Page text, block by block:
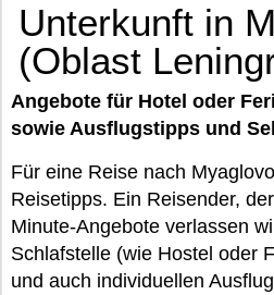
Unterkunft in
(Oblast
Angebote für Hotel oder
sowie Ausflugstipps und
Für eine Reise nach
Reisetipps. Ein Reisender,
Minute-Angebote verlassen
Schlafstelle (wie Hostel oder
und auch individuellen